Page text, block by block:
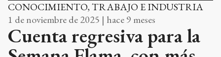
CONOCIMIENTO, TRABAJO E INDUSTRIA
1 de noviembre de 2025 | hace 9 meses
Cuenta regresiva para la